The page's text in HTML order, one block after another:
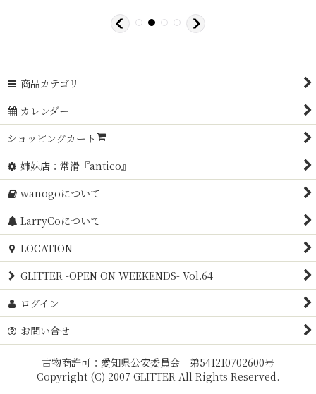
商品カテゴリ
カレンダー
ショッピングカート
姉妹店：常滑『antico』
wanogoについて
LarryCoについて
LOCATION
GLITTER -OPEN ON WEEKENDS- Vol.64
ログイン
お問い合せ
古物商許可：愛知県公安委員会 弟541210702600号
Copyright (C) 2007 GLITTER All Rights Reserved.